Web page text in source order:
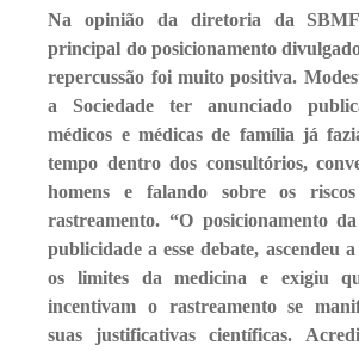
Na opinião da diretoria da
principal do posicionamento
repercussão foi muito positiva.
a Sociedade ter anunciado
médicos e médicas de família já
tempo dentro dos consultórios,
homens e falando sobre os riscos
rastreamento. “O posicionamento
publicidade a esse debate, ascendeu
os limites da medicina e exigiu
incentivam o rastreamento se
suas justificativas científicas.